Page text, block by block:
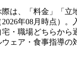
は、「料金」「
年08月時点）
・職場どちらから
ェア・食事指導の